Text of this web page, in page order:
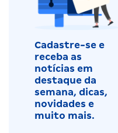
Cadastre-se e
receba as
notícias em
destaque da
semana, dicas,
novidades e
muito mais.